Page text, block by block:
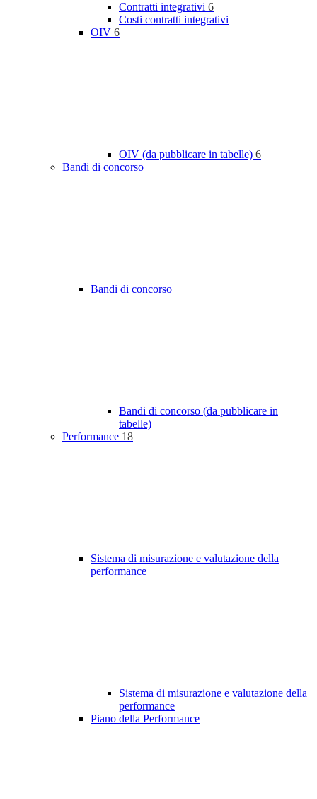
Contratti integrativi 6
Costi contratti integrativi
OIV 6
OIV (da pubblicare in tabelle) 6
Bandi di concorso
Bandi di concorso
Bandi di concorso (da pubblicare in
tabelle)
Performance 18
Sistema di misurazione e valutazione della
performance
Sistema di misurazione e valutazione della
performance
Piano della Performance